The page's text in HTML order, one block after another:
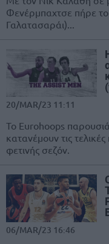
Φενέρμπαχτσε πήρε το
Γαλατασαράι)...
20/MAR/23 11:11
Το Eurohoops
κατανέμουν τις
φετινής σεζόν.
06/MAR/23 16:46